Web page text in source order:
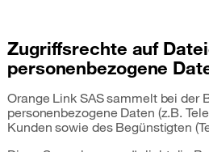
Zugriffsrechte auf
personenbezogene
Orange Link SAS sammelt bei der
personenbezogene Daten (z.B.
Kunden sowie des Begünstigten